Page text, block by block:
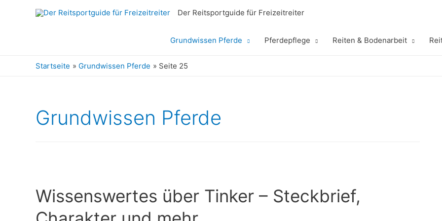
Der Reitsportguide für Freizeitreiter
Grundwissen Pferde Pferdepflege Reiten & Bodenarbeit
Startseite Grundwissen Pferde Seite 25
Grundwissen Pferde
Wissenswertes über Tinker – Steckbrief,